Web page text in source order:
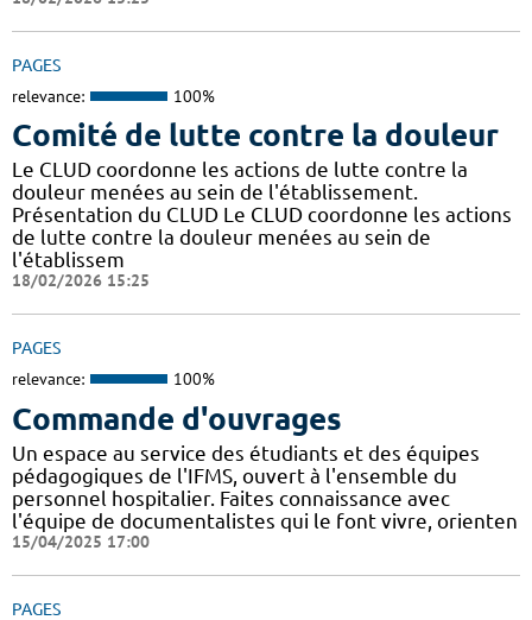
PAGES
relevance: 100%
Comité de lutte contre la douleur
Le CLUD coordonne les actions de lutte contre la
douleur menées au sein de l'établissement.
Présentation du CLUD Le CLUD coordonne les actions
de lutte contre la douleur menées au sein de
l'établissem
18/02/2026 15:25
PAGES
relevance: 100%
Commande d'ouvrages
Un espace au service des étudiants et des équipes
pédagogiques de l'IFMS, ouvert à l'ensemble du
personnel hospitalier. Faites connaissance avec
l'équipe de documentalistes qui le font vivre, orienten
15/04/2025 17:00
PAGES